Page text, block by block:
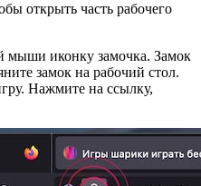
открыть часть рабочего
мыши иконку замочка. Замок
замок на рабочий стол.
Нажмите на ссылку,